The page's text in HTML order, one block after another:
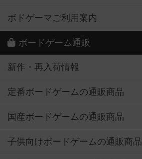
ボドゲーマご利用案内
ボードゲーム通販
新作・再入荷情報
定番ボードゲームの通販商品
国産ボードゲームの通販商品
子供向けボードゲームの通販商品